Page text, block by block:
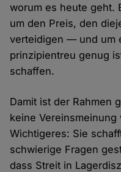
worum es heute geht.
um den Preis, den
verteidigen — und um
prinzipientreu genug
schaffen.
Damit ist der Rahmen
keine Vereinsmeinung
Wichtigeres: Sie
schwierige Fragen
dass Streit in